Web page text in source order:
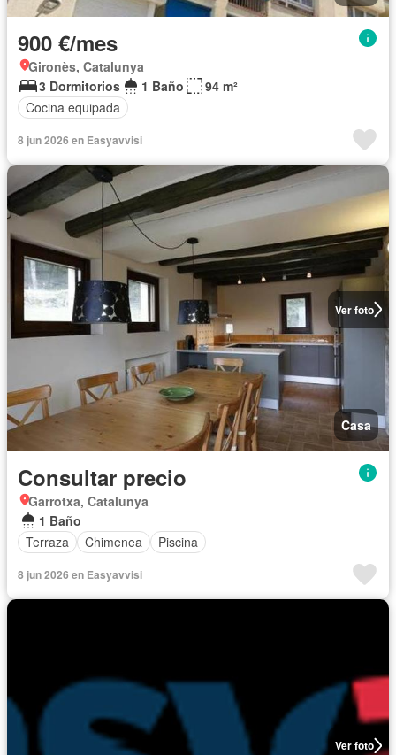
900 €/mes
Gironès, Catalunya
3 Dormitorios
1 Baño
94 m²
Cocina equipada
8 jun 2026 en Easyavvisi
Ver foto
Casa
Consultar precio
Garrotxa, Catalunya
1 Baño
Terraza
Chimenea Piscina
8 jun 2026 en Easyavvisi
Ver foto